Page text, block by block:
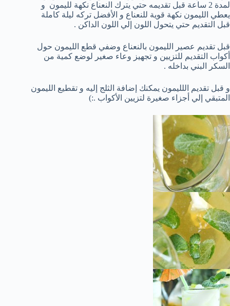
لمدة 2 ساعة قبل تقديمه حتي يترك النعناع نكهة لليمون و
يعطي الليمون نكهة قوية للنعناع و الأفضل تركه ليلة كاملة
قبل التقديم حتي يتحول اللون إلي اللون الداكن .
قبل تقديم عصير الليمون بالنعناع وضفي قطع الليمون حول
أكواب التقديم للتزيين و تجهيز وعاء صغير لوضع كمية من
السكر البني بداخله .
و قبل تقديم اللليمون يمكنك إضافة الثلج إليه و تقطيع الليمون
المتبقي إلي أجزاء صغيرة لتزيين الأكواب .:)